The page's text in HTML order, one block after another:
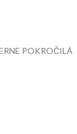
POKROČILÁ